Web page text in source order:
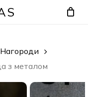
з металом